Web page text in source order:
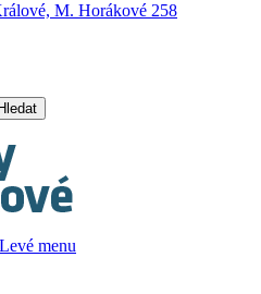
M. Horákové 258
Hledat
menu